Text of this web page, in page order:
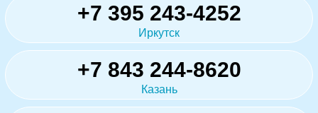
+7 395 243-4252
Иркутск
+7 843 244-8620
Казань